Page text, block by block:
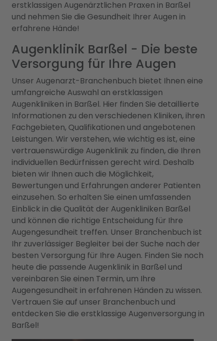
erstklassigen Augenärztlichen Praxen in Barßel
und nehmen Sie die Gesundheit Ihrer Augen in
erfahrene Hände!
Augenklinik Barßel - Die beste
Versorgung für Ihre Augen
Unser Augenarzt-Branchenbuch bietet Ihnen eine
umfangreiche Auswahl an erstklassigen
Augenkliniken in Barßel. Hier finden Sie detaillierte
Informationen zu den verschiedenen Kliniken, ihren
Fachgebieten, Qualifikationen und angebotenen
Leistungen. Wir verstehen, wie wichtig es ist, eine
vertrauenswürdige Augenklinik zu finden, die Ihren
individuellen Bedürfnissen gerecht wird. Deshalb
bieten wir Ihnen auch die Möglichkeit,
Bewertungen und Erfahrungen anderer Patienten
einzusehen. So erhalten Sie einen umfassenden
Einblick in die Qualität der Augenkliniken Barßel
und können die richtige Entscheidung für Ihre
Augengesundheit treffen. Unser Branchenbuch ist
Ihr zuverlässiger Begleiter bei der Suche nach der
besten Versorgung für Ihre Augen. Finden Sie noch
heute die passende Augenklinik in Barßel und
vereinbaren Sie einen Termin, um Ihre
Augengesundheit in erfahrenen Händen zu wissen.
Vertrauen Sie auf unser Branchenbuch und
entdecken Sie die erstklassige Augenversorgung in
Barßel!